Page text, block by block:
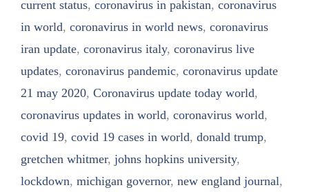
current status, coronavirus in pakistan, coronavirus
in world, coronavirus in world news, coronavirus
iran update, coronavirus italy, coronavirus live
updates, coronavirus pandemic, coronavirus update
21 may 2020, Coronavirus update today world,
coronavirus updates in world, coronavirus world,
covid 19, covid 19 cases in world, donald trump,
gretchen whitmer, johns hopkins university,
lockdown, michigan governor, new england journal,